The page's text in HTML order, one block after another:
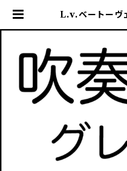
L.v.ベートーヴ
章【吹奏楽譜】 |